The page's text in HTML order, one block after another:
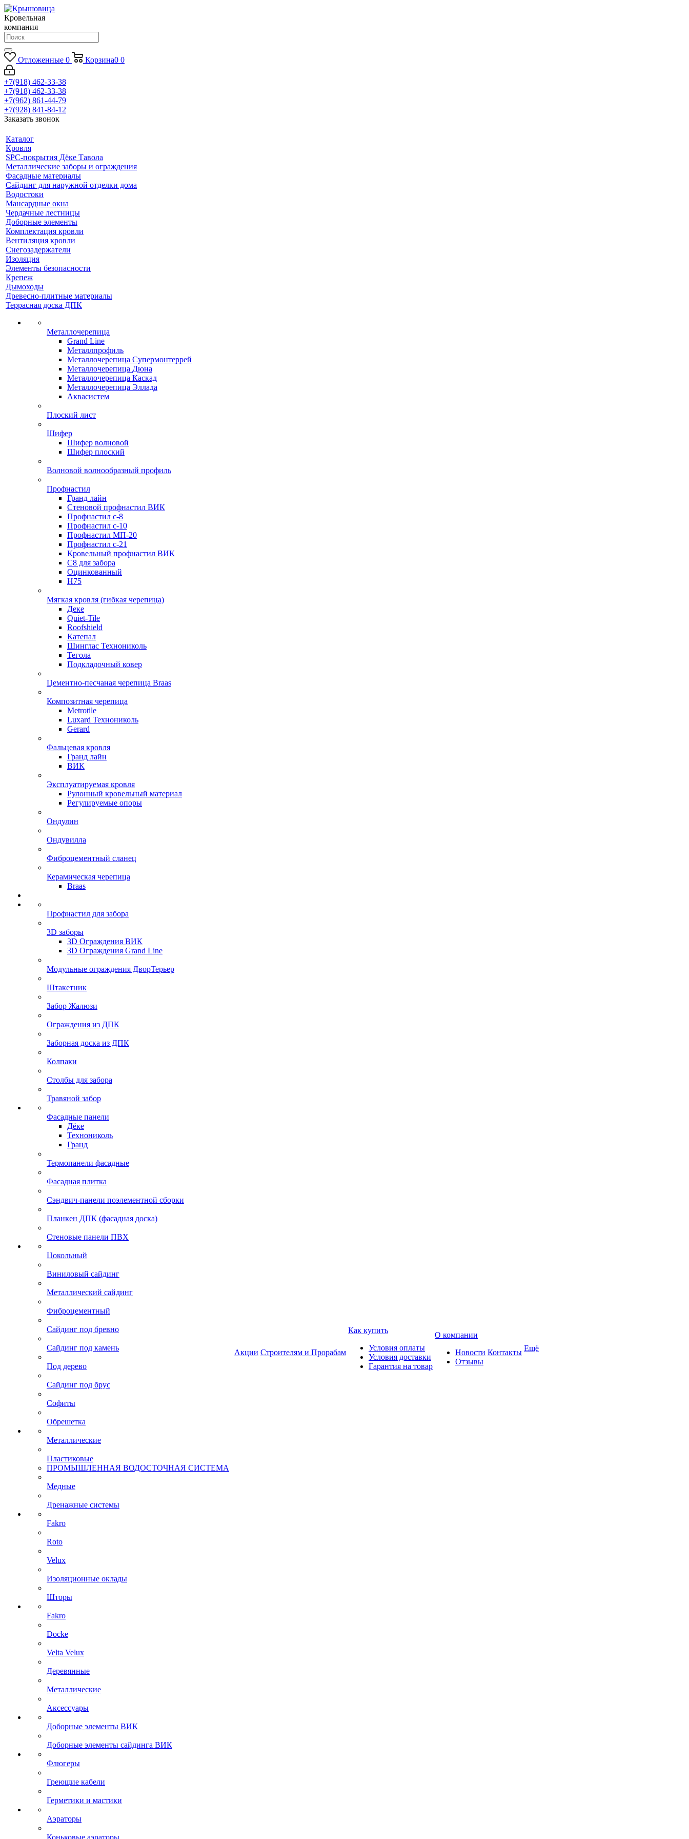
Кровельная
компания
Отложенные 0 Корзина0 0
+7(918) 462-33-38
+7(918) 462-33-38
+7(962) 861-44-79
+7(928) 841-84-12
Заказать звонок
Каталог
Кровля
SPC-покрытия Дёке Тавола
Металлические заборы и ограждения
Фасадные материалы
Сайдинг для наружной отделки дома
Водостоки
Мансардные окна
Чердачные лестницы
Доборные элементы
Комплектация кровли
Вентиляция кровли
Снегозадержатели
Изоляция
Элементы безопасности
Крепеж
Дымоходы
Древесно-плитные материалы
Террасная доска ДПК
Металлочерепица
Grand Line
Металлпрофиль
Металлочерепица Супермонтеррей
Металлочерепица Дюна
Металлочерепица Каскад
Металлочерепица Эллада
Аквасистем
Плоский лист
Шифер
Шифер волновой
Шифер плоский
Волновой волнообразный профиль
Профнастил
Гранд лайн
Стеновой профнастил ВИК
Профнастил с-8
Профнастил с-10
Профнастил МП-20
Профнастил с-21
Кровельный профнастил ВИК
С8 для забора
Оцинкованный
Н75
Мягкая кровля (гибкая черепица)
Деке
Quiet-Tile
Roofshield
Катепал
Шинглас Технониколь
Тегола
Подкладочный ковер
Цементно-песчаная черепица Braas
Композитная черепица
Metrotile
Luxard Технониколь
Gerard
Фальцевая кровля
Гранд лайн
ВИК
Эксплуатируемая кровля
Рулонный кровельный материал
Регулируемые опоры
Ондулин
Ондувилла
Фиброцементный сланец
Керамическая черепица
Braas
Профнастил для забора
3D заборы
3D Ограждения ВИК
3D Ограждения Grand Line
Модульные ограждения ДворТерьер
Штакетник
Забор Жалюзи
Ограждения из ДПК
Заборная доска из ДПК
Колпаки
Столбы для забора
Травяной забор
Фасадные панели
Дёке
Технониколь
Гранд
Термопанели фасадные
Фасадная плитка
Сэндвич-панели поэлементной сборки
Планкен ДПК (фасадная доска)
Стеновые панели ПВХ
Цокольный
Виниловый сайдинг
Металлический сайдинг
Фиброцементный
Сайдинг под бревно
Сайдинг под камень
Под дерево
Сайдинг под брус
Софиты
Обрешетка
Металлические
Пластиковые
ПРОМЫШЛЕННАЯ ВОДОСТОЧНАЯ СИСТЕМА
Медные
Дренажные системы
Fakro
Roto
Velux
Изоляционные оклады
Шторы
Fakro
Docke
Velta Velux
Деревянные
Металлические
Аксессуары
Доборные элементы ВИК
Доборные элементы сайдинга ВИК
Флюгеры
Греющие кабели
Герметики и мастики
Аэраторы
Коньковые аэраторы
Акции Строителям и Прорабам
Как купить
Условия оплаты
Условия доставки
Гарантия на товар
О компании
Новости
Отзывы
Контакты Ещё